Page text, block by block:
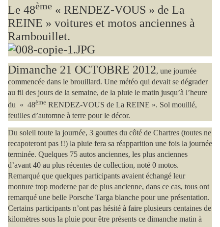
Le 48ème « RENDEZ-VOUS » de La
REINE » voitures et motos anciennes à
Rambouillet.
Dimanche 21 OCTOBRE 2012, une journée
commencée dans le brouillard. Une météo qui devait se dégrader
au fil des jours de la semaine, de la pluie le matin jusqu’à l’heure
du « 48ème RENDEZ-VOUS de La REINE ». Sol mouillé,
feuilles d’automne à terre pour le décor.
Du soleil toute la journée, 3 gouttes du côté de Chartres (toutes ne
recapoteront pas !!) la pluie fera sa réapparition une fois la journée
terminée. Quelques 75 autos anciennes, les plus anciennes
d’avant 40 au plus récentes de collection, noté 0 motos.
Remarqué que quelques participants avaient échangé leur
monture trop moderne par de plus ancienne, dans ce cas, tous ont
remarqué une belle Porsche Targa blanche pour une présentation.
Certains participants n’ont pas hésité à faire plusieurs centaines de
kilomètres sous la pluie pour être présents ce dimanche matin à